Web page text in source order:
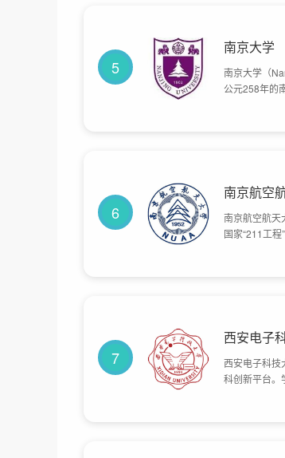
5
南京大学
南京大学（
公元258年的
6
南京航空
南京航空航
国家“211工
7
西安电子
西安电子科技
科创新平台。